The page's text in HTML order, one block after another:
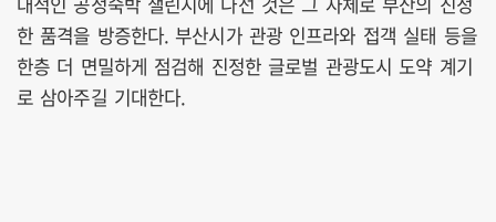
한 품격을 방증한다. 부산시가 관광 인프라와 접객 실태 등을
한층 더 면밀하게 점검해 진정한 글로벌 관광도시 도약 계기
로 삼아주길 기대한다.